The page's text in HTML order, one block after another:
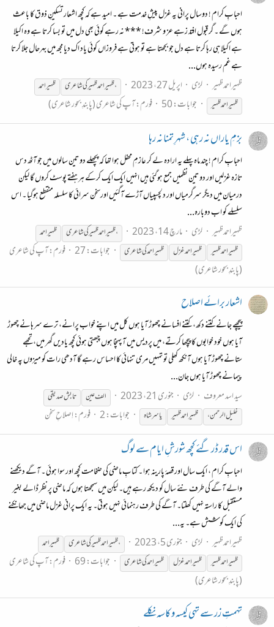
احبابِ کرام ! دوسال پرانی یہ غزل پیشِ خدمت ہے ۔ امید ہے کہ کچھ اشعار تسکینِ ذوق کا باعث
ہوں گے ۔ گر قبول افتد زہے عز و شرف! *** نہ رہے کوئی بھی دل میں تو بسا کرتا ہے وہ اکیلا
ہے اکیلا ہی رہا کرتا ہے دل جو بجھتا ہے تو ہوتی ہے فروزاں کوئی یاد اک دیا مجھ میں بہرحال جلا کرتا
ہے غم رسیدہ ہوں...
ظہیراحمدظہیر لڑی اپریل 27، 2023 ،ظہیراحمدظہیر کی شاعری ظہیراحمد
ظہیراحمدظہیر جوابات: 50 فورم:آپ کی شاعری (پابندِ بحور شاعری)
بزمِ یاراں نہ رہی ، شہرِ تمنا نہ رہا
احبابِ کرام ! چند ماہ پہلے یہ ارادہ لے کر عازمِ محفل ہوا تھا کہ پچھلے دو تین سالوں میں جو آٹھ دس
تازہ غزلیں اور دو تین نظمیں جمع ہوگئی ہیں انہیں ایک ایک کرکے ہر ہفتے پوسٹ کروں گا لیکن
درمیان میں دیگر سرگرمیاں اور دلچسپیاں آڑے آگئیں اورسخن سرائی کا سلسلہ منقطع ہوگیا ۔ اس
سلسلے کو اب دوبارہ...
ظہیراحمدظہیر لڑی مارچ 14، 2023 ،ظہیراحمدظہیرکی شاعری ظہیراحمد
ظہیراحمدظہیر ظہیراحمد غزل ظہیراحمد کی شاعری جوابات: 27 فورم:آپ کی شاعری
(پابندِ بحور شاعری)
اشعار برائے اصلاح
پیچھے جانے کتنے دکھ، کتنے افسانے چھوڑ آیا ہوں کل میں اپنے خواب پرانے، ترے سرہانے چھوڑ
آیا ہوں خود خوابوں کا پیچھا کرتے، میں پردیس میں آ پہنچا ہوں چبھتی ہوئی کچھ یادیں گھر میں، تجھے
ستانے چھوڑ آیا ہوں آنکھ کھلی تو تمہیں مری تنہائی کا احساس رہے گا آدھی رات کو میزوں پہ خالی
پیمانے چھوڑ آیا ہوں جان...
سید اسد معروف
لڑی جنوری 21، 2023 الف عین
تابش صدیقی
خلیل الرحمن،
ظہیراحمدظہیر یاسر شاہ جوابات: 2 فورم:اِصلاحِ سخن
اس قدر ڈر گئے کچھ شورشِ ایام سے لوگ
احبابِ کرام ، ایک سال اور قصۂ پارینہ ہوا ۔ کتابِ ماضی کی ضخامت کچھ اور سوا ہوئی ۔ آگے دیکھنے
والے آگے کی طرف نئے سال کو دیکھ رہے ہیں۔ لیکن میں سمجھتا ہوں کہ ماضی پر نظر ڈالے بغیر
مستقبل کا راستہ نہیں کھلتا۔ آگے کی طرف رہنمائی نہیں ہوتی۔ یہ ایک پرانی غزل ماضی میں جھانکنے
کی ایک کوشش ہے۔ یہ...
ظہیراحمدظہیر لڑی جنوری 5، 2023 ،ظہیراحمدظہیرکی شاعری ظہیراحمد
ظہیراحمدظہیر ظہیراحمد غزل ظہیراحمد کی شاعری جوابات: 69 فورم:آپ کی شاعری
(پابندِ بحور شاعری)
تہمتِ زر سے تہی کیسہ و کاسہ نکلے